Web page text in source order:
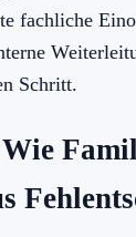
fachliche
Schritt.